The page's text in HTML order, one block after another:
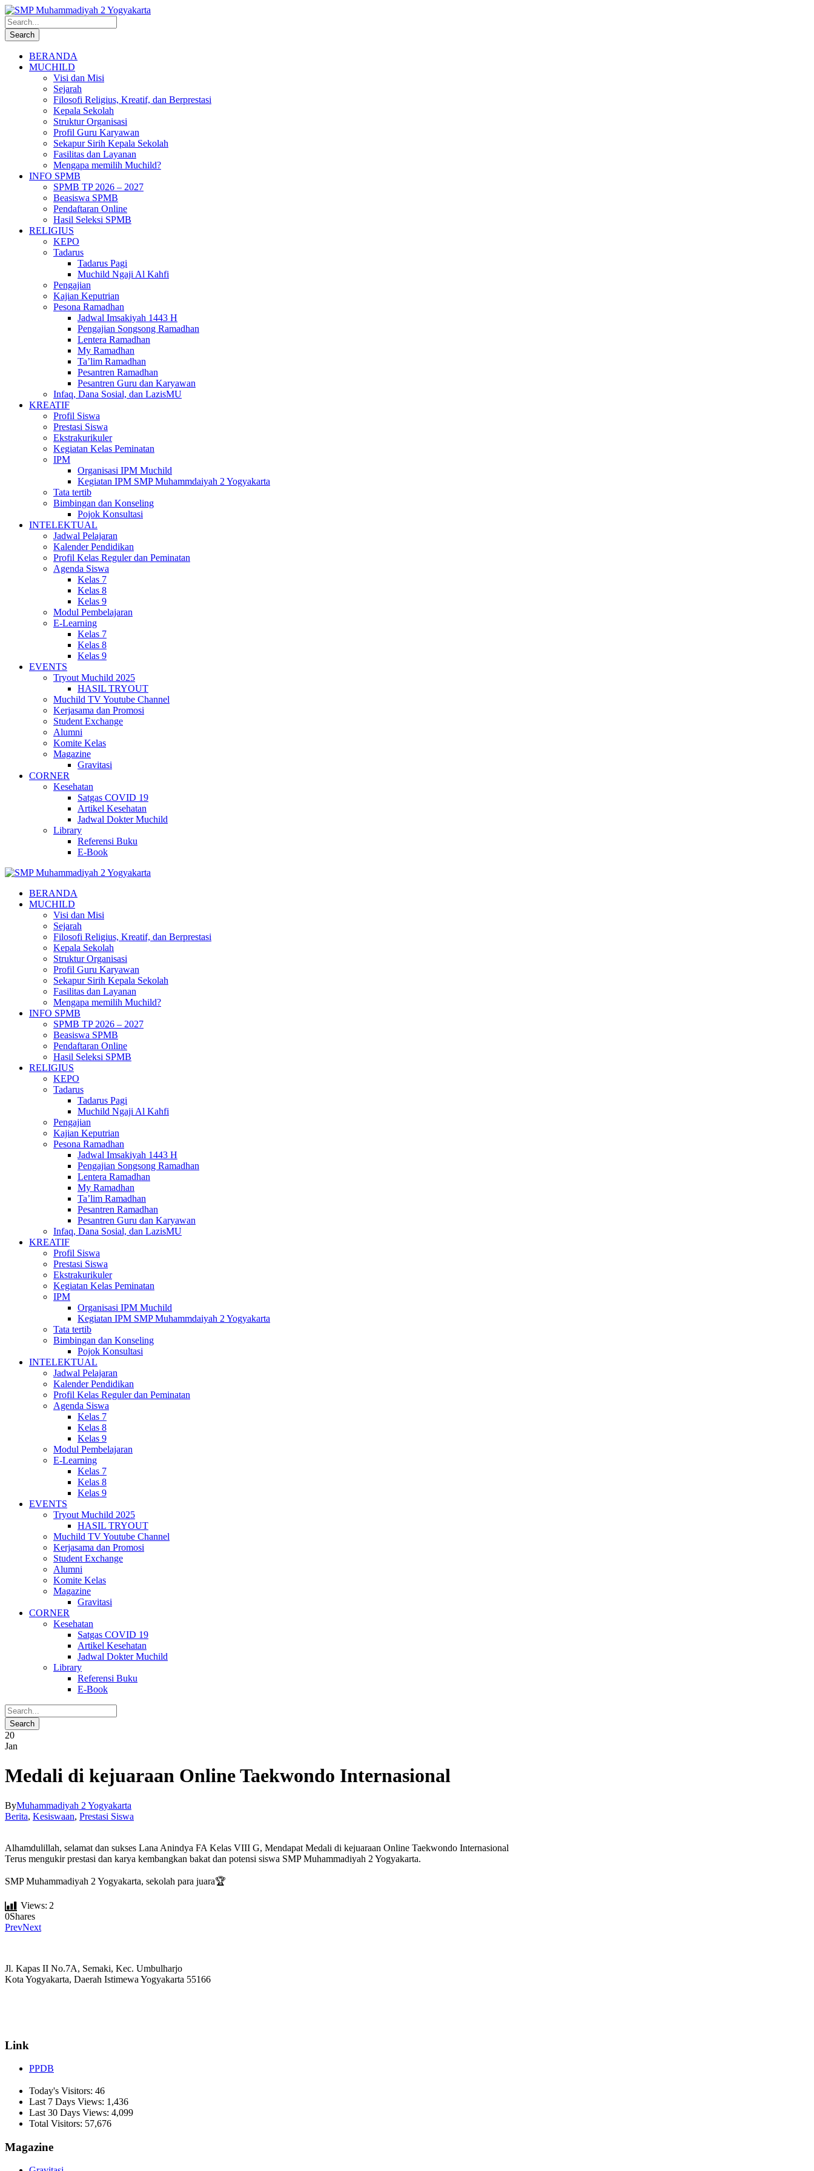
BERANDA
MUCHILD
Visi dan Misi
Sejarah
Filosofi Religius, Kreatif, dan Berprestasi
Kepala Sekolah
Struktur Organisasi
Profil Guru Karyawan
Sekapur Sirih Kepala Sekolah
Fasilitas dan Layanan
Mengapa memilih Muchild?
INFO SPMB
SPMB TP 2026 – 2027
Beasiswa SPMB
Pendaftaran Online
Hasil Seleksi SPMB
RELIGIUS
KEPO
Tadarus
Tadarus Pagi
Muchild Ngaji Al Kahfi
Pengajian
Kajian Keputrian
Pesona Ramadhan
Jadwal Imsakiyah 1443 H
Pengajian Songsong Ramadhan
Lentera Ramadhan
My Ramadhan
Ta’lim Ramadhan
Pesantren Ramadhan
Pesantren Guru dan Karyawan
Infaq, Dana Sosial, dan LazisMU
KREATIF
Profil Siswa
Prestasi Siswa
Ekstrakurikuler
Kegiatan Kelas Peminatan
IPM
Organisasi IPM Muchild
Kegiatan IPM SMP Muhammdaiyah 2 Yogyakarta
Tata tertib
Bimbingan dan Konseling
Pojok Konsultasi
INTELEKTUAL
Jadwal Pelajaran
Kalender Pendidikan
Profil Kelas Reguler dan Peminatan
Agenda Siswa
Kelas 7
Kelas 8
Kelas 9
Modul Pembelajaran
E-Learning
Kelas 7
Kelas 8
Kelas 9
EVENTS
Tryout Muchild 2025
HASIL TRYOUT
Muchild TV Youtube Channel
Kerjasama dan Promosi
Student Exchange
Alumni
Komite Kelas
Magazine
Gravitasi
CORNER
Kesehatan
Satgas COVID 19
Artikel Kesehatan
Jadwal Dokter Muchild
Library
Referensi Buku
E-Book
BERANDA
MUCHILD
Visi dan Misi
Sejarah
Filosofi Religius, Kreatif, dan Berprestasi
Kepala Sekolah
Struktur Organisasi
Profil Guru Karyawan
Sekapur Sirih Kepala Sekolah
Fasilitas dan Layanan
Mengapa memilih Muchild?
INFO SPMB
SPMB TP 2026 – 2027
Beasiswa SPMB
Pendaftaran Online
Hasil Seleksi SPMB
RELIGIUS
KEPO
Tadarus
Tadarus Pagi
Muchild Ngaji Al Kahfi
Pengajian
Kajian Keputrian
Pesona Ramadhan
Jadwal Imsakiyah 1443 H
Pengajian Songsong Ramadhan
Lentera Ramadhan
My Ramadhan
Ta’lim Ramadhan
Pesantren Ramadhan
Pesantren Guru dan Karyawan
Infaq, Dana Sosial, dan LazisMU
KREATIF
Profil Siswa
Prestasi Siswa
Ekstrakurikuler
Kegiatan Kelas Peminatan
IPM
Organisasi IPM Muchild
Kegiatan IPM SMP Muhammdaiyah 2 Yogyakarta
Tata tertib
Bimbingan dan Konseling
Pojok Konsultasi
INTELEKTUAL
Jadwal Pelajaran
Kalender Pendidikan
Profil Kelas Reguler dan Peminatan
Agenda Siswa
Kelas 7
Kelas 8
Kelas 9
Modul Pembelajaran
E-Learning
Kelas 7
Kelas 8
Kelas 9
EVENTS
Tryout Muchild 2025
HASIL TRYOUT
Muchild TV Youtube Channel
Kerjasama dan Promosi
Student Exchange
Alumni
Komite Kelas
Magazine
Gravitasi
CORNER
Kesehatan
Satgas COVID 19
Artikel Kesehatan
Jadwal Dokter Muchild
Library
Referensi Buku
E-Book
20
Jan
Medali di kejuaraan Online Taekwondo Internasional
ByMuhammadiyah 2 Yogyakarta
Berita, Kesiswaan, Prestasi Siswa
Alhamdulillah, selamat dan sukses Lana Anindya FA Kelas VIII G, Mendapat Medali di kejuaraan Online Taekwondo Internasional
Terus mengukir prestasi dan karya kembangkan bakat dan potensi siswa SMP Muhammadiyah 2 Yogyakarta.
SMP Muhammadiyah 2 Yogyakarta, sekolah para juara🏆
Views: 2
0Shares
PrevNext
Jl. Kapas II No.7A, Semaki, Kec. Umbulharjo
Kota Yogyakarta, Daerah Istimewa Yogyakarta 55166
Link
PPDB
Today's Visitors: 46
Last 7 Days Views: 1,436
Last 30 Days Views: 4,099
Total Visitors: 57,676
Magazine